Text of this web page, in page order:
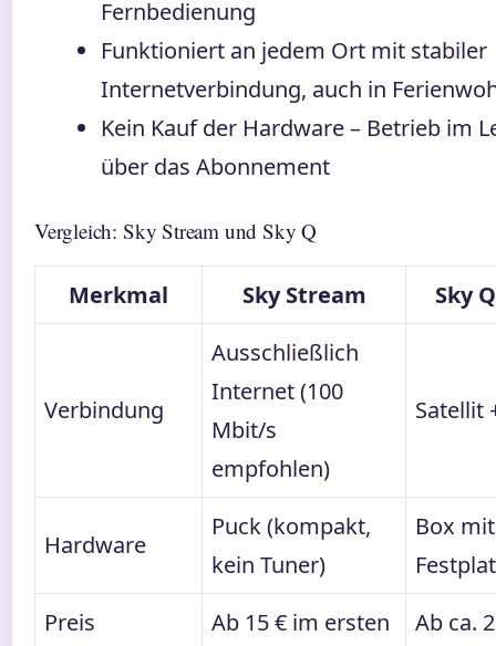
Fernbedienung
Funktioniert an jedem Ort mit stabiler
Internetverbindung, auch in
Kein Kauf der Hardware – Betrieb im
über das Abonnement
Vergleich: Sky Stream und Sky Q
Merkmal Sky Stream Sky
Verbindung
Ausschließlich
Internet (100
Mbit/s
empfohlen)
Satellit
Hardware
Puck (kompakt,
kein Tuner)
Box
Preis
Ab 15 € im ersten Ab ca.